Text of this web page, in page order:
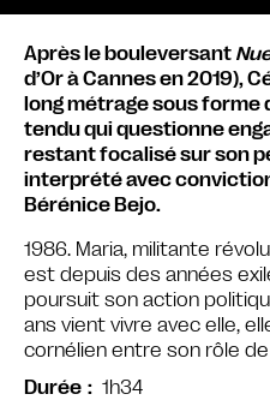
Après le bouleversant
d’Or à Cannes en 2019),
long métrage sous forme
tendu qui questionne
restant focalisé sur son
interprété avec
Bérénice Bejo.
1986. Maria, militante
est depuis des années
poursuit son action
ans vient vivre avec elle,
cornélien entre son rôle
Durée
1h34